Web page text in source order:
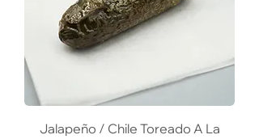
Jalapeño / Chile Toreado A La